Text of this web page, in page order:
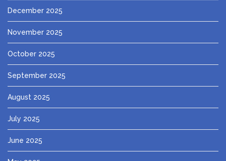
December 2025
November 2025
October 2025
September 2025
August 2025
July 2025
June 2025